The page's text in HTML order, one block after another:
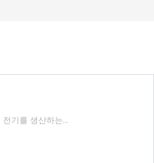
기를 생산하는...